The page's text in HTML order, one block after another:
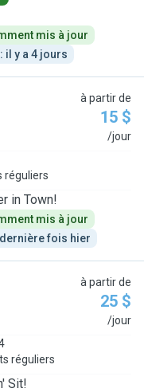
mis à jour
il y a 4 jours
à partir de
15 $
/jour
réguliers
in Town!
mis à jour
fois hier
à partir de
25 $
/jour
réguliers
Sit!